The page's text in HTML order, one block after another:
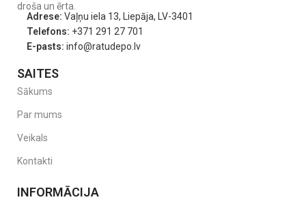
droša un ērta.
Adrese: Vaļņu iela 13, Liepāja, LV-3401
Telefons: +371 291 27 701
E-pasts: info@ratudepo.lv
SAITES
Sākums
Par mums
Veikals
Kontakti
INFORMĀCIJA